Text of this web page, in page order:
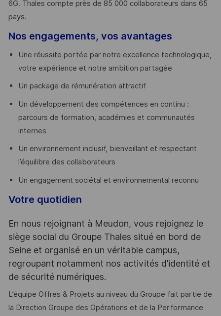
6G. Thales compte près de 85 000 collaborateurs dans 65
pays. ​
Nos engagements, vos avantages
Une réussite portée par notre excellence technologique,
votre expérience et notre ambition partagée
Un package de rémunération attractif
Un développement des compétences en continu :
parcours de formation, académies et communautés
internes
Un environnement inclusif, bienveillant et respectant
l’équilibre des collaborateurs
Un engagement sociétal et environnemental reconnu
Votre quotidien
En nous rejoignant à Meudon, vous rejoignez le
siège social du Groupe Thales situé en bord de
Seine et organisé en un véritable campus,
regroupant notamment nos activités d’identité et
de sécurité numériques.
L’équipe Offres & Projets au niveau du Groupe fait partie de
la Direction Groupe des Opérations et de la Performance